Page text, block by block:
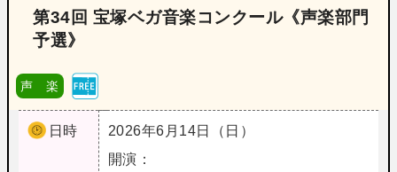
第34回 宝塚ベガ音楽コンクール《声楽部門
予選》
声 楽
日時
2026年6月14日（日）
開演：